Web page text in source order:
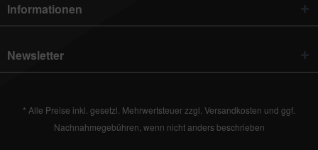
Informationen
Newsletter
* Alle Preise inkl. gesetzl. Mehrwertsteuer zzgl. Versandkosten und ggf.
Nachnahmegebühren, wenn nicht anders beschrieben